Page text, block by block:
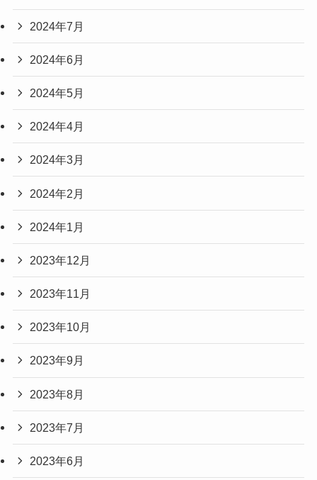
2024年7月
2024年6月
2024年5月
2024年4月
2024年3月
2024年2月
2024年1月
2023年12月
2023年11月
2023年10月
2023年9月
2023年8月
2023年7月
2023年6月